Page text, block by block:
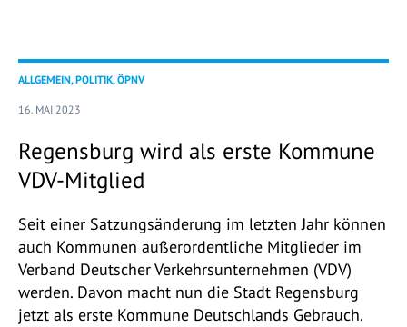
ALLGEMEIN, POLITIK, ÖPNV
16. MAI 2023
Regensburg wird als erste Kommune
VDV-Mitglied
Seit einer Satzungsänderung im letzten Jahr können
auch Kommunen außerordentliche Mitglieder im
Verband Deutscher Verkehrsunternehmen (VDV)
werden. Davon macht nun die Stadt Regensburg
jetzt als erste Kommune Deutschlands Gebrauch.